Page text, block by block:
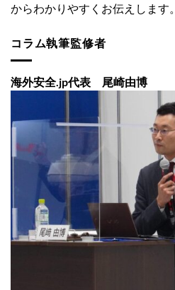
からわかりやすくお伝えします。
コラム執筆監修者
海外安全.jp代表 尾崎由博